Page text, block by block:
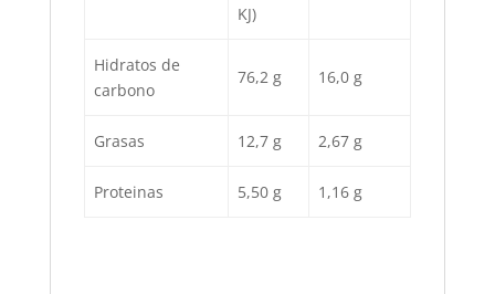
KJ)
Hidratos de
carbono
76,2 g 16,0 g
Grasas 12,7 g 2,67 g
Proteinas 5,50 g 1,16 g